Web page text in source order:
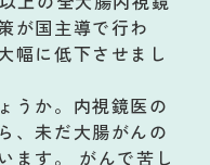
が国主導で行わ
幅に低下させまし
うか。内視鏡医の
、未だ大腸がんの
ます。 がんで苦し